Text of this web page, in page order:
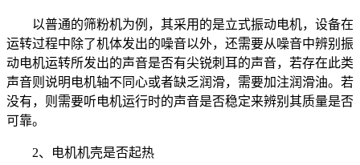
以普通的筛粉机为例，其采用的是立式振动电机，设备在
运转过程中除了机体发出的噪音以外，还需要从噪音中辨别振
动电机运转所发出的声音是否有尖锐刺耳的声音，若存在此类
声音则说明电机轴不同心或者缺乏润滑，需要加注润滑油。若
没有，则需要听电机运行时的声音是否稳定来辨别其质量是否
可靠。
2、电机机壳是否起热